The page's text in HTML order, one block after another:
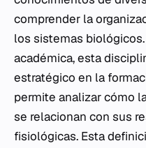
comprender la
los sistemas
académica, esta
estratégico en la
permite analizar cómo
se relacionan con sus
fisiológicas. Esta